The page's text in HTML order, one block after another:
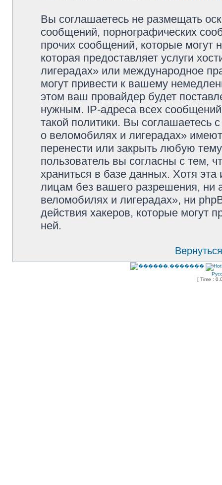
Вы соглашаетесь не размещать
сообщений, порнографических
прочих сообщений, которые могут
которая предоставляет услуги
лигерадах» или международное
могут привести к вашему
этом ваш провайдер будет
нужным. IP-адреса всех
такой политики. Вы
о веломобилях и лигерадах»
перенести или закрыть любую
пользователь вы согласны с тем,
храниться в базе данных. Хотя
лицам без вашего разрешения, ни
веломобилях и лигерадах», ни
действия хакеров, которые могут
ней.
[ Time :